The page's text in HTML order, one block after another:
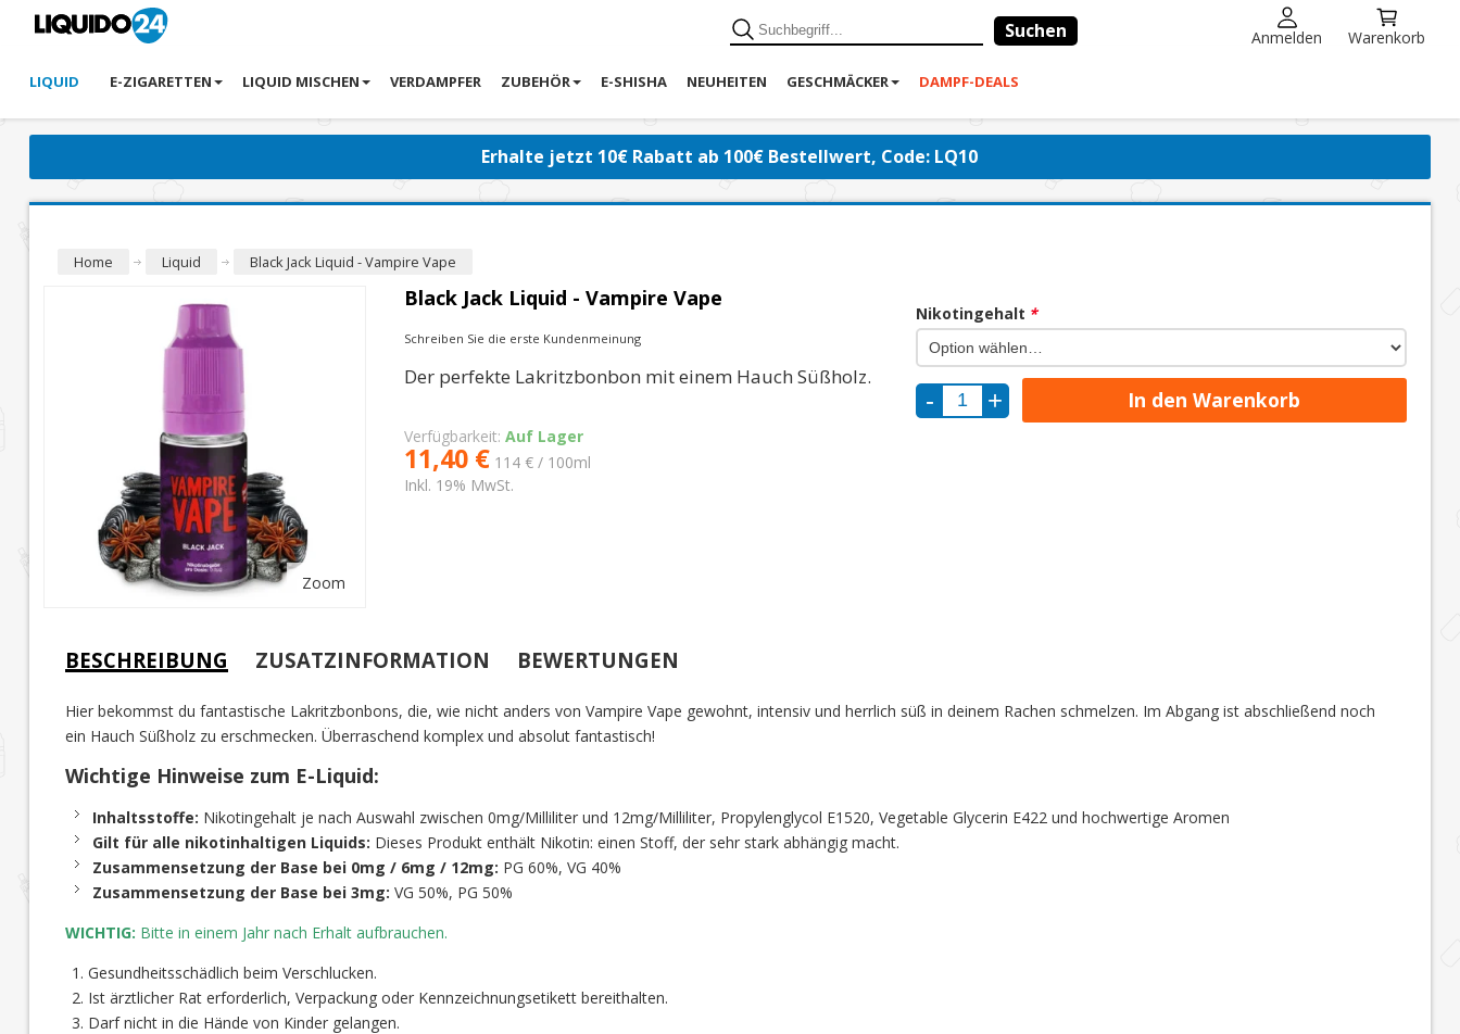
Suchen Anmelden Warenkorb
LIQUID E-ZIGARETTEN LIQUID MISCHEN VERDAMPFER ZUBEHÖR E-SHISHA NEUHEITEN GESCHMÄCKER DAMPF-DEALS
Erhalte jetzt 10€ Rabatt ab 100€ Bestellwert, Code: LQ10
Home Liquid Black Jack Liquid - Vampire Vape
Zoom
Black Jack Liquid - Vampire Vape
Schreiben Sie die erste Kundenmeinung
Der perfekte Lakritzbonbon mit einem Hauch Süßholz.
Verfügbarkeit: Auf Lager
11,40 € 114 € / 100ml
Inkl. 19% MwSt.
*
Nikotingehalt
In den Warenkorb
BESCHREIBUNG ZUSATZINFORMATION BEWERTUNGEN
Hier bekommst du fantastische Lakritzbonbons, die, wie nicht anders von Vampire Vape gewohnt, intensiv und herrlich süß in deinem Rachen schmelzen. Im Abgang ist abschließend noch
ein Hauch Süßholz zu erschmecken. Überraschend komplex und absolut fantastisch!
Wichtige Hinweise zum E-Liquid:
Inhaltsstoffe: Nikotingehalt je nach Auswahl zwischen 0mg/Milliliter und 12mg/Milliliter, Propylenglycol E1520, Vegetable Glycerin E422 und hochwertige Aromen
Gilt für alle nikotinhaltigen Liquids: Dieses Produkt enthält Nikotin: einen Stoff, der sehr stark abhängig macht.
Zusammensetzung der Base bei 0mg / 6mg / 12mg: PG 60%, VG 40%
Zusammensetzung der Base bei 3mg: VG 50%, PG 50%
WICHTIG: Bitte in einem Jahr nach Erhalt aufbrauchen.
Gesundheitsschädlich beim Verschlucken.
Ist ärztlicher Rat erforderlich, Verpackung oder Kennzeichnungsetikett bereithalten.
Darf nicht in die Hände von Kinder gelangen.